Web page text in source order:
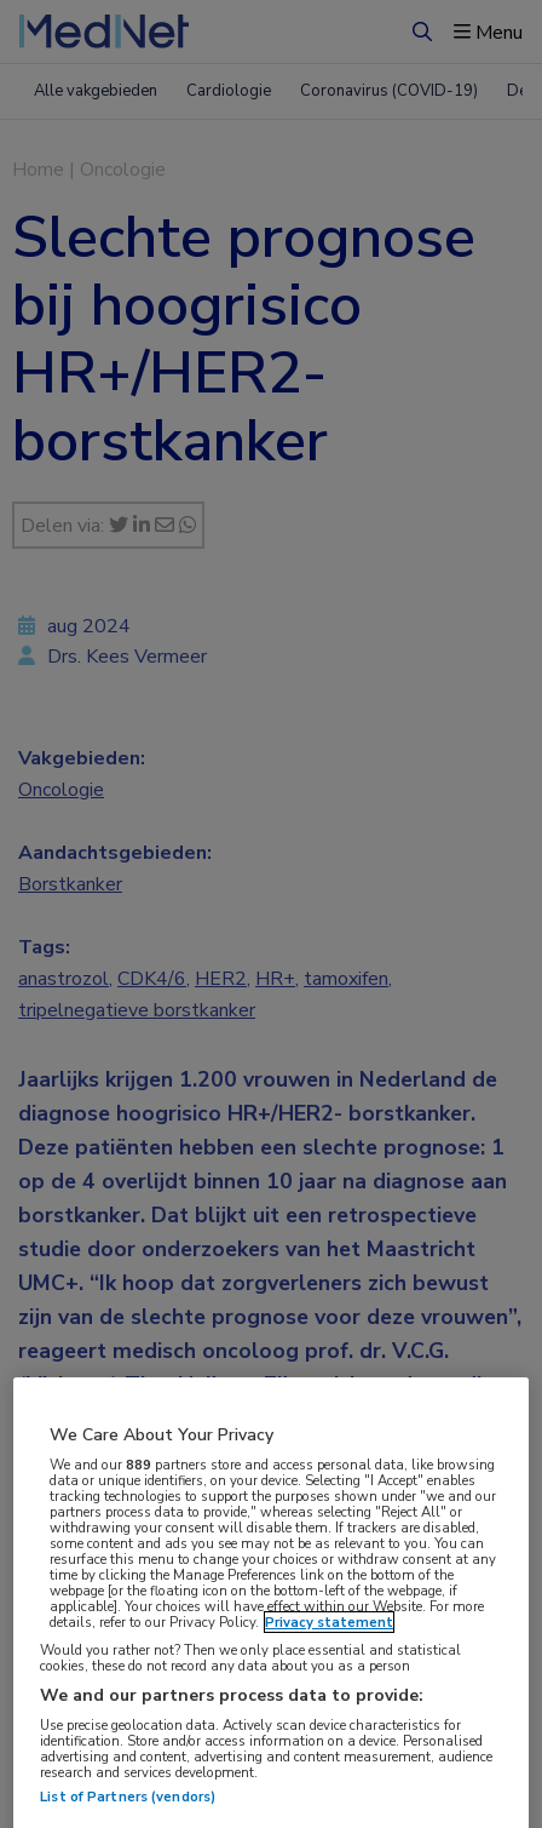
ZoekenMenu
Alle vakgebieden Cardiologie Coronavirus (COVID-19)
Home | Oncologie
Slechte prognose
bij hoogrisico
HR+/HER2-
borstkanker
Delen via:
Jaarlijks krijgen 1.200 vrouwen in Nederland de
diagnose hoogrisico HR+/HER2- borstkanker.
Deze patiënten hebben een slechte prognose: 1
op de 4 overlijdt binnen 10 jaar na diagnose aan
borstkanker. Dat blijkt uit een retrospectieve
studie door onderzoekers van het Maastricht
UMC+. “Ik hoop dat zorgverleners zich bewust
zijn van de slechte prognose voor deze vrouwen”,
reageert medisch oncoloog prof. dr. V.C.G.
(Vivianne) Tjan-Heijnen. Zij verrichtte de studie
drs. S.W.M. (Senna) Lammers en epidemioloog
Medische Oncologie dr. ir. S.M.E. (Sandra) Geurts.
In de studie1is met data van de Nederlandse
Kankerregistratie gekeken naar vrouwen met
vroegstadium, hormoongevoelige, HER2-negatieve
(HR+/HER2-) borstkanker in de periode 2011 tot
2019 in Nederland. Deze vrouwen hebben een
langdurig risico op terugkeer van ziekte, vertelt
Geurts. “Dat risico blijft meer dan 20 jaar na
diagnose aanwezig. We weten dat verschillende
factoren het risico kunnen verhogen, zoals
aug 2024
Drs. Kees Vermeer
Vakgebieden:
Oncologie
Aandachtsgebieden:
Borstkanker
Tags:
anastrozol, CDK4/6, HER2, HR+, tamoxifen,
tripelnegatieve borstkanker
We Care About Your Privacy
We and our889 partners store and access personal data, like browsing
data or unique identifiers, on your device. Selecting "I Accept" enables
tracking technologies to support the purposes shown under "we and our
partners process data to provide," whereas selecting "Reject All" or
withdrawing your consent will disable them. If trackers are disabled,
some content and ads you see may not be as relevant to you. You can
resurface this menu to change your choices or withdraw consent at any
time by clicking the Manage Preferences link on the bottom of the
webpage [or the floating icon on the bottom-left of the webpage, if
applicable]. Your choices will have effect within our Website. For more
details, refer to our Privacy Policy. Privacy statement
Would you rather not? Then we only place essential and statistical
cookies, these do not record any data about you as a person
We and our partners process data to provide:
Use precise geolocation data. Actively scan device characteristics for
identification. Store and/or access information on a device. Personalised
advertising and content, advertising and content measurement, audience
research and services development.
List of Partners (vendors)